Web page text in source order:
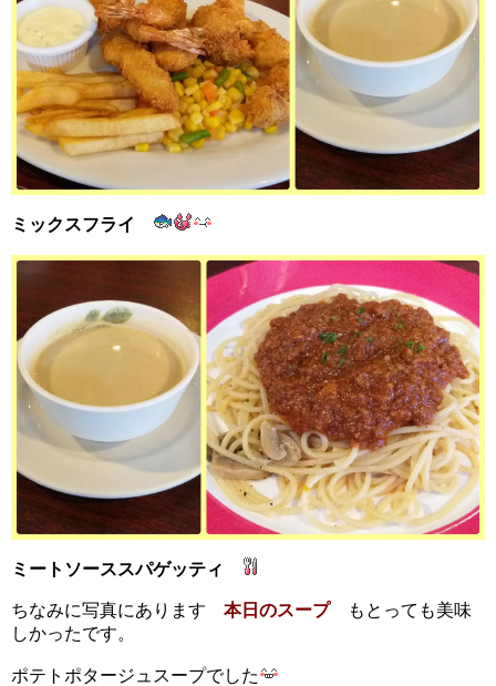
ミックスフライ
ミートソーススパゲッティ
ちなみに写真にあります 本日のスープもとっても美味
しかったです。
ポテトポタージュスープでした